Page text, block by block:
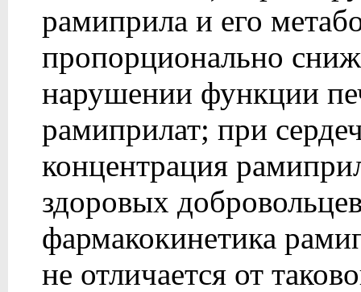
рамиприла и его
пропорционально
нарушении функции
рамиприлат; при
концентрация
здоровых
фармакокинетика
не отличается от